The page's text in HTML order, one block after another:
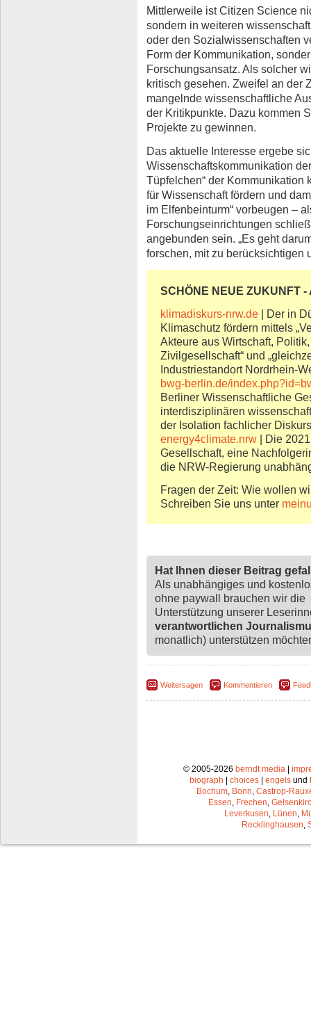
Mittlerweile ist Citizen Science
sondern in weiteren
oder den Sozialwissenschaften
Form der Kommunikation,
Forschungsansatz. Als solcher
kritisch gesehen. Zweifel an der
mangelnde wissenschaftliche
der Kritikpunkte. Dazu kommen
Projekte zu gewinnen.
Das aktuelle Interesse ergebe
Wissenschaftskommunikation
Tüpfelchen“ der
für Wissenschaft fördern und
im Elfenbeinturm“ vorbeugen –
Forschungseinrichtungen
angebunden sein. „Es geht
forschen, mit zu berücksichtigen
SCHÖNE NEUE ZUKUNFT
klimadiskurs-nrw.de | Der in
Klimaschutz fördern mittels
Akteure aus Wirtschaft,
Zivilgesellschaft“ und
Industriestandort Nordrhein-
bwg-berlin.de/
Berliner Wissenschaftliche
interdisziplinären
der Isolation fachlicher
energy4climate.nrw | Die
Gesellschaft, eine
die NRW-Regierung
Fragen der Zeit: Wie wollen
Schreiben Sie uns unter
Hat Ihnen dieser Beitrag
Als unabhängiges und
ohne paywall brauchen wir die
Unterstützung unserer
verantwortlichen
monatlich) unterstützen
Weitersagen Kommentieren
© 2005-2026 berndt media|
biograph
choices engels und
Bochum, Bonn, Castrop-
Essen, Frechen,
Leverkusen, Lünen,
Recklinghausen,